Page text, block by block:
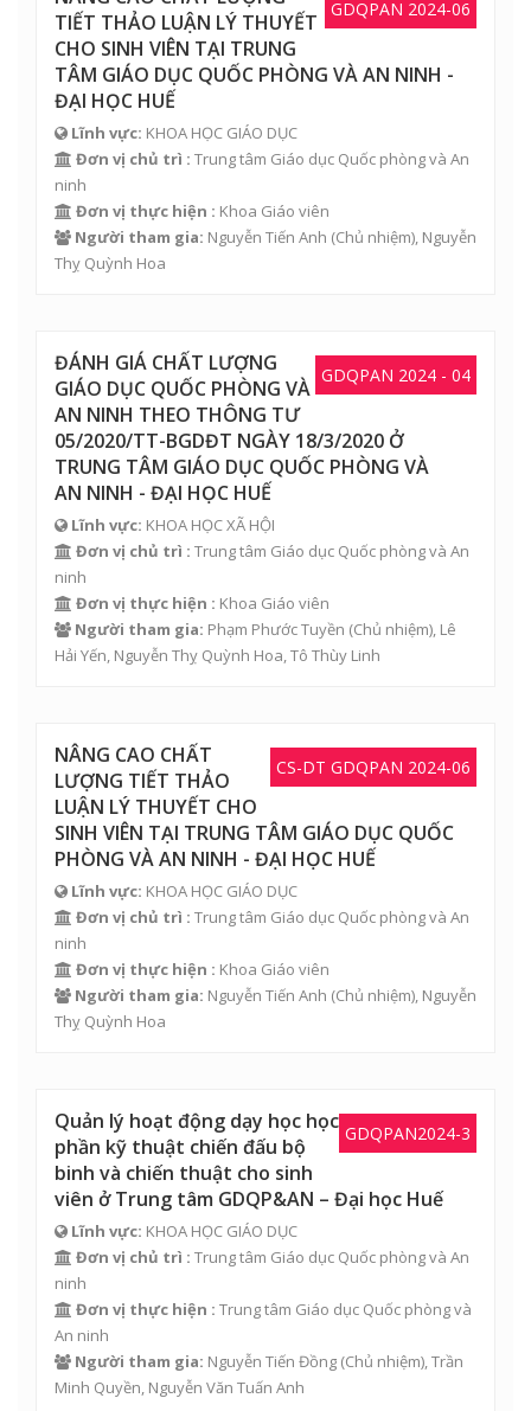
GDQPAN 2024-06
TIẾT THẢO LUẬN LÝ THUYẾT
CHO SINH VIÊN TẠI TRUNG
TÂM GIÁO DỤC QUỐC PHÒNG VÀ AN NINH -
ĐẠI HỌC HUẾ
Lĩnh vực: KHOA HỌC GIÁO DỤC
Đơn vị chủ trì : Trung tâm Giáo dục Quốc phòng và An
ninh
Đơn vị thực hiện : Khoa Giáo viên
Người tham gia: Nguyễn Tiến Anh (Chủ nhiệm), Nguyễn
Thỵ Quỳnh Hoa
GDQPAN 2024 - 04
ĐÁNH GIÁ CHẤT LƯỢNG
GIÁO DỤC QUỐC PHÒNG VÀ
AN NINH THEO THÔNG TƯ
05/2020/TT-BGDĐT NGÀY 18/3/2020 Ở
TRUNG TÂM GIÁO DỤC QUỐC PHÒNG VÀ
AN NINH - ĐẠI HỌC HUẾ
Lĩnh vực: KHOA HỌC XÃ HỘI
Đơn vị chủ trì : Trung tâm Giáo dục Quốc phòng và An
ninh
Đơn vị thực hiện : Khoa Giáo viên
Người tham gia: Phạm Phước Tuyền (Chủ nhiệm), Lê
Hải Yến, Nguyễn Thỵ Quỳnh Hoa,Tô Thùy Linh
CS-DT GDQPAN 2024-06
NÂNG CAO CHẤT
LƯỢNG TIẾT THẢO
LUẬN LÝ THUYẾT CHO
SINH VIÊN TẠI TRUNG TÂM GIÁO DỤC QUỐC
PHÒNG VÀ AN NINH - ĐẠI HỌC HUẾ
Lĩnh vực: KHOA HỌC GIÁO DỤC
Đơn vị chủ trì : Trung tâm Giáo dục Quốc phòng và An
ninh
Đơn vị thực hiện : Khoa Giáo viên
Người tham gia: Nguyễn Tiến Anh (Chủ nhiệm), Nguyễn
Thỵ Quỳnh Hoa
GDQPAN2024-3
Quản lý hoạt động dạy học học
phần kỹ thuật chiến đấu bộ
binh và chiến thuật cho sinh
viên ở Trung tâm GDQP&AN – Đại học Huế
Lĩnh vực: KHOA HỌC GIÁO DỤC
Đơn vị chủ trì : Trung tâm Giáo dục Quốc phòng và An
ninh
Đơn vị thực hiện : Trung tâm Giáo dục Quốc phòng và
An ninh
Người tham gia: Nguyễn Tiến Đồng (Chủ nhiệm),Trần
Minh Quyền, Nguyễn Văn Tuấn Anh